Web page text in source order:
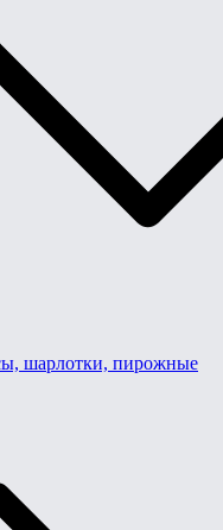
шарлотки, пирожные